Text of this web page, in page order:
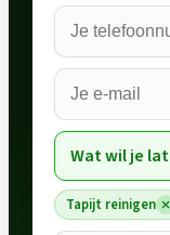
Wat wil je
Tapijt reinigen